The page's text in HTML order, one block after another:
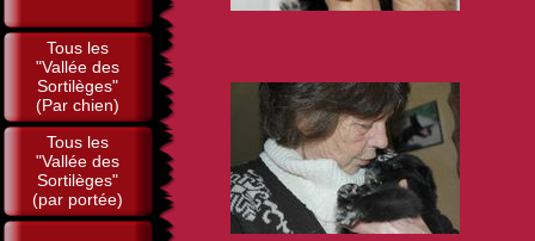
Tous les
"Vallée des
Sortilèges"
(Par chien)
Tous les
"Vallée des
Sortilèges"
(par portée)